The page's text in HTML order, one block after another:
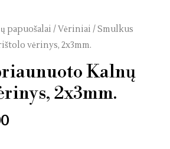
papuošalai /Vėriniai / Smulkus
vėrinys, 2x3mm.
Kalnų
2x3mm.